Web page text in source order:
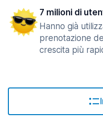
7 milioni di
Hanno già
prenotazione
crescita più